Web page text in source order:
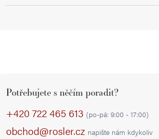
Potřebujete s něčím poradit?
+420 722 465 613 (po-pá: 9:00 - 17:00)
obchod@rosler.cz napište nám kdykoliv